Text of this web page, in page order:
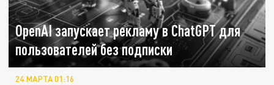
OpenAI запускает рекламу в ChatGPT для
пользователей без подписки
24 МАРТА 01:16